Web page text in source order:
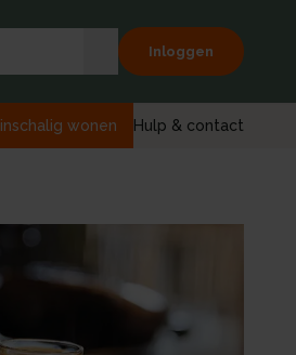
Inloggen
wonen Hulp & contact